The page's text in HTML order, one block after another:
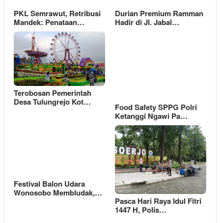
PKL Semrawut, Retribusi
Mandek: Penataan…
Durian Premium Ramman
Hadir di Jl. Jabal…
Terobosan Pemerintah
Desa Tulungrejo Kot…
Food Safety SPPG Polri
Ketanggi Ngawi Pa…
Festival Balon Udara
Wonosobo Membludak,…
Pasca Hari Raya Idul Fitri
1447 H, Polis…